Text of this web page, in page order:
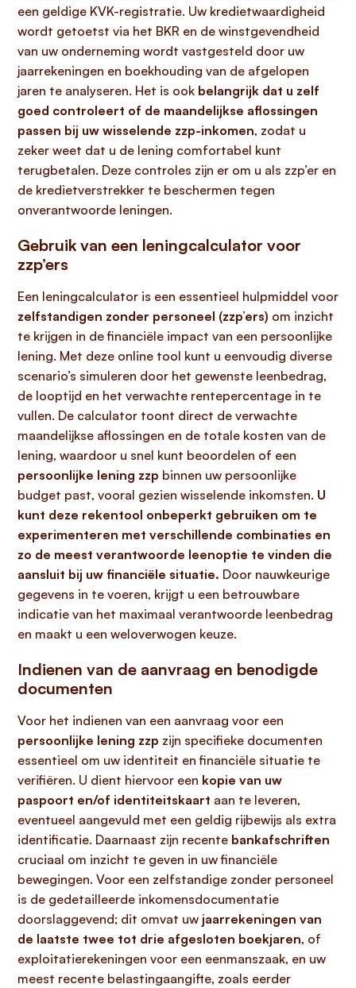
een geldige KVK-registratie. Uw kredietwaardigheid
wordt getoetst via het BKR en de winstgevendheid
van uw onderneming wordt vastgesteld door uw
jaarrekeningen en boekhouding van de afgelopen
jaren te analyseren. Het is ook belangrijk dat u zelf
goed controleert of de maandelijkse aflossingen
passen bij uw wisselende zzp-inkomen, zodat u
zeker weet dat u de lening comfortabel kunt
terugbetalen. Deze controles zijn er om u als zzp’er en
de kredietverstrekker te beschermen tegen
onverantwoorde leningen.
Gebruik van een leningcalculator voor
zzp’ers
Een leningcalculator is een essentieel hulpmiddel voor
zelfstandigen zonder personeel (zzp’ers) om inzicht
te krijgen in de financiële impact van een persoonlijke
lening. Met deze online tool kunt u eenvoudig diverse
scenario’s simuleren door het gewenste leenbedrag,
de looptijd en het verwachte rentepercentage in te
vullen. De calculator toont direct de verwachte
maandelijkse aflossingen en de totale kosten van de
lening, waardoor u snel kunt beoordelen of een
persoonlijke lening zzp binnen uw persoonlijke
budget past, vooral gezien wisselende inkomsten. U
kunt deze rekentool onbeperkt gebruiken om te
experimenteren met verschillende combinaties en
zo de meest verantwoorde leenoptie te vinden die
aansluit bij uw financiële situatie. Door nauwkeurige
gegevens in te voeren, krijgt u een betrouwbare
indicatie van het maximaal verantwoorde leenbedrag
en maakt u een weloverwogen keuze.
Indienen van de aanvraag en benodigde
documenten
Voor het indienen van een aanvraag voor een
persoonlijke lening zzp zijn specifieke documenten
essentieel om uw identiteit en financiële situatie te
verifiëren. U dient hiervoor een kopie van uw
paspoort en/of identiteitskaart aan te leveren,
eventueel aangevuld met een geldig rijbewijs als extra
identificatie. Daarnaast zijn recente bankafschriften
cruciaal om inzicht te geven in uw financiële
bewegingen. Voor een zelfstandige zonder personeel
is de gedetailleerde inkomensdocumentatie
doorslaggevend; dit omvat uw jaarrekeningen van
de laatste twee tot drie afgesloten boekjaren, of
exploitatierekeningen voor een eenmanszaak, en uw
meest recente belastingaangifte, zoals eerder